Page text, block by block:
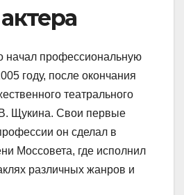
начал профессиональную
году, после окончания
театрального
Щукина. Свои первые
он сделал в
Моссовета, где исполнил
различных жанров и